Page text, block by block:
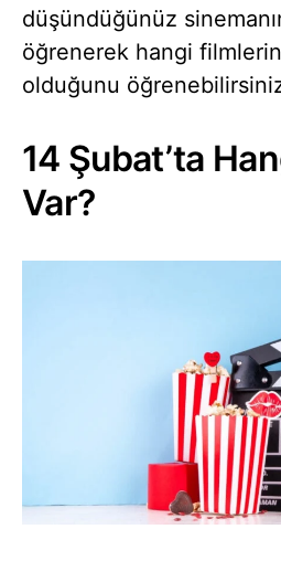
düşündüğünüz
öğrenerek hangi
olduğunu
14 Şubat’ta
Var?